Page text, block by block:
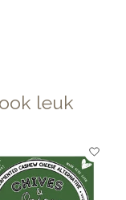
leuk